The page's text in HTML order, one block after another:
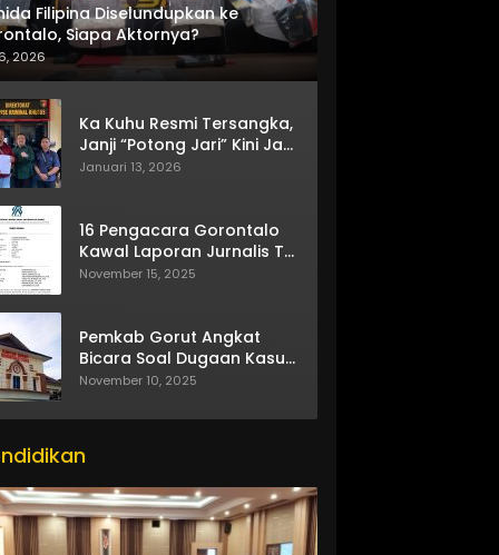
Filipina Diselundupkan ke
Siapa Aktornya?
2026
Ka Kuhu Resmi Tersangka,
Janji “Potong Jari” Kini Jadi
Bumerang
Januari 13, 2026
16 Pengacara Gorontalo
Kawal Laporan Jurnalis TV
One
November 15, 2025
Pemkab Gorut Angkat
Bicara Soal Dugaan Kasus
Asusila Oknum ASN
November 10, 2025